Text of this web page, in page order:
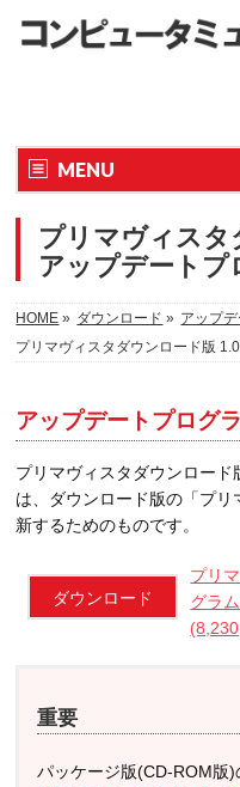
MENU
プリマヴィスタ
アップデートプ
HOME » ダウンロード » アップ
プリマヴィスタダウンロード版
アップデートプログ
プリマヴィスタダウンロー
は、ダウンロード版の「プ
新するためのものです。
ダウンロード
プリ
グラ
重要
パッケージ版(CD-ROM版